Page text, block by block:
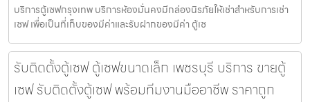
บริการตู้เซฟกรุงเทพ บริการห้องมั่นคงมีกล่องนิรภัยให้เช่าสำหรับการเช่า
เซฟ เพื่อเป็นที่เก็บของมีค่าและรับฝากของมีค่า ตู้เซ
รับติดตั้งตู้เซฟ ตู้เซฟขนาดเล็ก เพชรบุรี บริการ ขายตู้
เซฟ รับติดตั้งตู้เซฟ พร้อมทีมงานมืออาชีพ ราคาถูก